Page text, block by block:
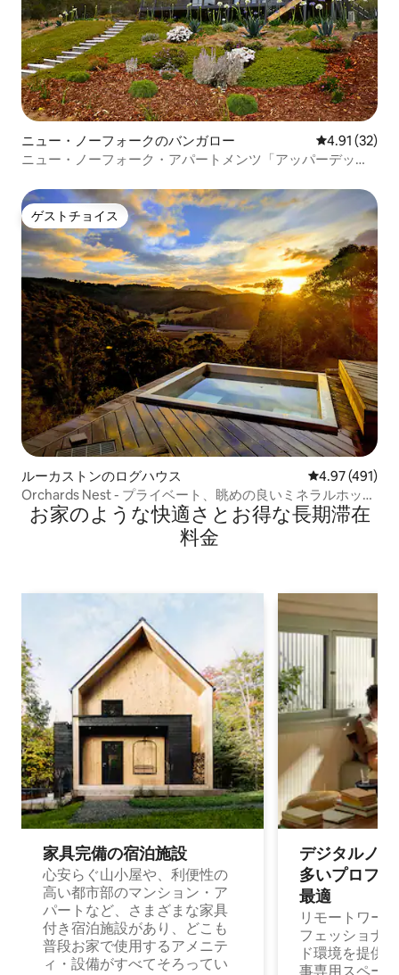
ニュー・ノーフォークのバンガロー レビュー32
4.91 (32)
ニュー・ノーフォーク・アパートメンツ「アッパーデッ
ゲストチョイス
ゲストチョイス
ルーカストンのログハウス レビュー491
4.97 (491)
Orchards Nest - プライベート、眺めの良いミネラルホット
タブ
お家のような快⁠適⁠さ⁠とお⁠得⁠な長⁠期⁠滞⁠在
料⁠金
家具完備の宿⁠泊⁠施⁠設
心安らぐ山小屋や、利便性の
高い都市部のマンション・ア
パートなど、さまざまな家具
付き宿泊施設があり、どこも
普段お家で使用するアメニテ
ィ・設備がすべてそろってい
デジタルノ
多⁠いプ⁠ロ⁠フ⁠
最⁠適
リモートワー
フェッショナ
ド環境を提供
事専用スペー